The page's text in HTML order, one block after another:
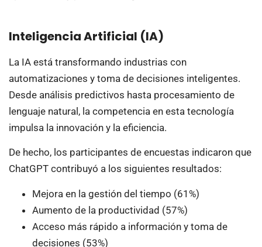
Inteligencia Artificial (IA)
La IA está transformando industrias con
automatizaciones y toma de decisiones inteligentes.
Desde análisis predictivos hasta procesamiento de
lenguaje natural, la competencia en esta tecnología
impulsa la innovación y la eficiencia.
De hecho, los participantes de encuestas indicaron que
ChatGPT contribuyó a los siguientes resultados:
Mejora en la gestión del tiempo (61%)
Aumento de la productividad (57%)
Acceso más rápido a información y toma de
decisiones (53%)